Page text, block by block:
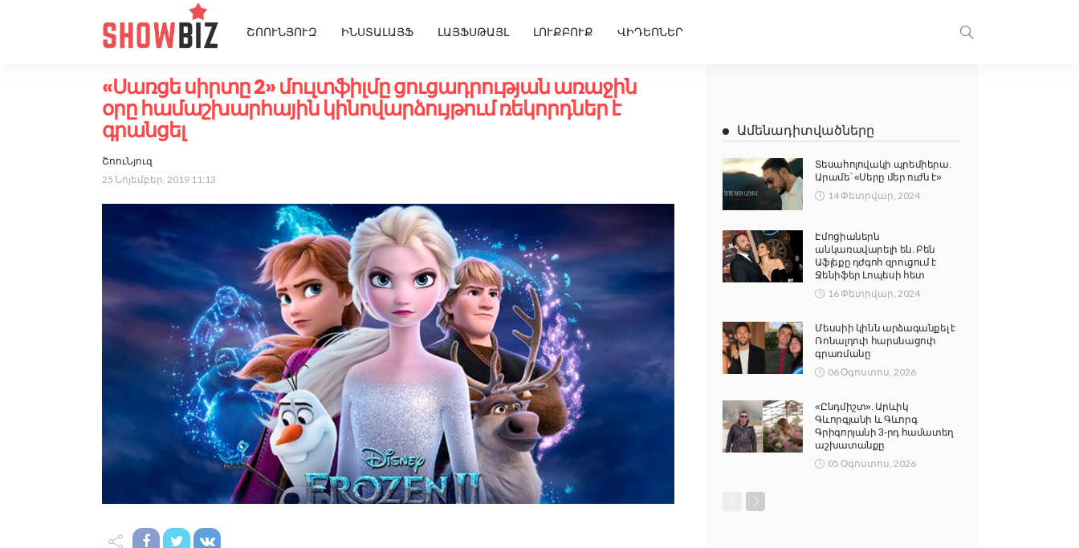
ՇՈՈՒՆՅՈՒԶ ԻՆՍՏԱԼԱՅՖ ԼԱՅՖՍԹԱՅԼ ԼՈՒՔԲՈՒՔ ՎԻԴԵՈՆԵՐ
«Սառցե սիրտը 2» մուլտֆիլմը ցուցադրության առաջին
օրը համաշխարհային կինովարձույթում ռեկորդներ է
գրանցել
ՇոուՆյուզ
25 Նոյեմբեր, 2019 11:13
Ամենադիտվածները
Տեսահոլովակի պրեմիերա.
Արամե՝ «Սերը մեր ուժն է»
14 Փետրվար, 2024
Էմոցիաներն
անկառավարելի են. Բեն
Աֆլեքը դժգոհ զրուցում է
Ջենիֆեր Լոպեսի հետ
16 Փետրվար, 2024
Մեսսիի կինն արձագանքել է
Ռոնալդուի հարսնացուի
գրառմանը
06 Օգոստոս, 2026
«Ընդմիշտ». Արևիկ
Գևորգյանի և Գևորգ
Գրիգորյանի 3-րդ համատեղ
աշխատանքը
05 Օգոստոս, 2026